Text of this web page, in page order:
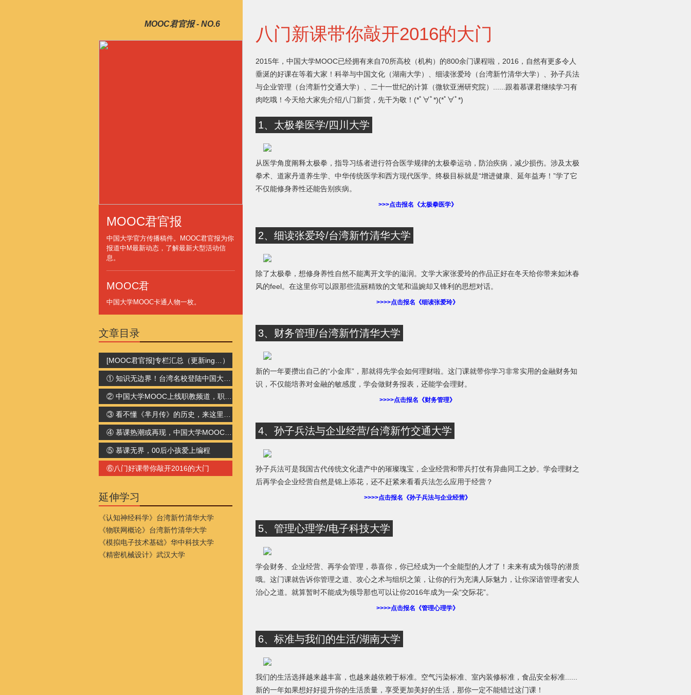
MOOC君官报 - NO.6
MOOC君官报
中国大学官方传播稿件。MOOC君官报为你
报道中M最新动态，了解最新大型活动信
息。
MOOC君
中国大学MOOC卡通人物一枚。
文章目录
[MOOC君官报]专栏汇总（更新ing…）
⑤ 慕课无界，00后小孩爱上编程
⑥八门好课带你敲开2016的大门
延伸学习
《认知神经科学》台湾新竹清华大学
《物联网概论》台湾新竹清华大学
《模拟电子技术基础》华中科技大学
《精密机械设计》武汉大学
八门新课带你敲开2016的大门
2015年，中国大学MOOC已经拥有来自70所高校（机构）的800余门课程啦，2016，自然有更多令人
垂涎的好课在等着大家！科举与中国文化（湖南大学）、细读张爱玲（台湾新竹清华大学）、孙子兵法
与企业管理（台湾新竹交通大学）、二十一世纪的计算（微软亚洲研究院）......跟着慕课君继续学习有
肉吃哦！今天给大家先介绍八门新货，先干为敬！(*ﾟ∀ﾟ*)(*ﾟ∀ﾟ*)
1、太极拳医学/四川大学
从医学角度阐释太极拳，指导习练者进行符合医学规律的太极拳运动，防治疾病，减少损伤。涉及太极
拳术、道家丹道养生学、中华传统医学和西方现代医学。终极目标就是“增进健康、延年益寿！”学了它
不仅能修身养性还能告别疾病。
>>>点击报名《太极拳医学》
2、细读张爱玲/台湾新竹清华大学
除了太极拳，想修身养性自然不能离开文学的滋润。文学大家张爱玲的作品正好在冬天给你带来如沐春
风的feel。在这里你可以跟那些流丽精致的文笔和温婉却又锋利的思想对话。
>>>>点击报名《细读张爱玲》
3、财务管理/台湾新竹清华大学
新的一年要攒出自己的“小金库”，那就得先学会如何理财啦。这门课就带你学习非常实用的金融财务知
识，不仅能培养对金融的敏感度，学会做财务报表，还能学会理财。
>>>>点击报名《财务管理》
4、孙子兵法与企业经营/台湾新竹交通大学
孙子兵法可是我国古代传统文化遗产中的璀璨瑰宝，企业经营和带兵打仗有异曲同工之妙。学会理财之
后再学会企业经营自然是锦上添花，还不赶紧来看看兵法怎么应用于经营？
>>>>点击报名《孙子兵法与企业经营》
5、管理心理学/电子科技大学
学会财务、企业经营、再学会管理，恭喜你，你已经成为一个全能型的人才了！未来有成为领导的潜质
哦。这门课就告诉你管理之道、攻心之术与组织之策，让你的行为充满人际魅力，让你深谙管理者安人
治心之道。就算暂时不能成为领导那也可以让你2016年成为一朵“交际花”。
>>>>点击报名《管理心理学》
6、标准与我们的生活/湖南大学
我们的生活选择越来越丰富，也越来越依赖于标准。空气污染标准、室内装修标准，食品安全标准......
新的一年如果想好好提升你的生活质量，享受更加美好的生活，那你一定不能错过这门课！